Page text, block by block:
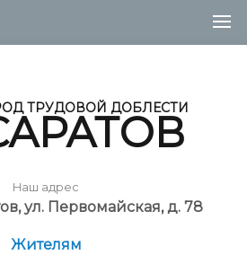
ТРУДОВОЙ ДОБЛЕСТИ
Наш адрес
ул. Первомайская, д. 78
Жителям